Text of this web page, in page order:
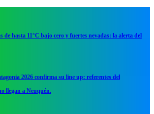
de hasta 11°C bajo cero y fuertes nevadas: la alerta del
2026 confirma su line up: referentes del
llegan a Neuquén.